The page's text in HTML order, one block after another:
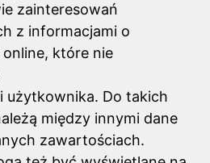
zainteresowań
z informacjami o
które nie
użytkownika. Do takich
między innymi dane
zawartościach.